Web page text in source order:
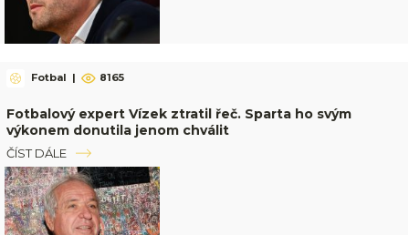
Fotbal | 8165
Fotbalový expert Vízek ztratil řeč. Sparta ho svým
výkonem donutila jenom chválit
ČÍST DÁLE